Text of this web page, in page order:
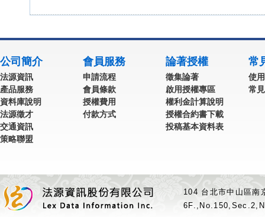
公司簡介
法源資訊
產品服務
資料庫說明
法源徵才
交通資訊
策略聯盟
會員服務
申請流程
會員條款
授權費用
付款方式
論著授權
徵集論著
啟用授權專區
權利金計算說明
授權合約書下載
投稿基本資料表
常
使
常
104 台北市中山區